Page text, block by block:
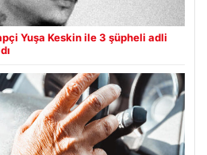
Yuşa Keskin ile 3 şüpheli adli